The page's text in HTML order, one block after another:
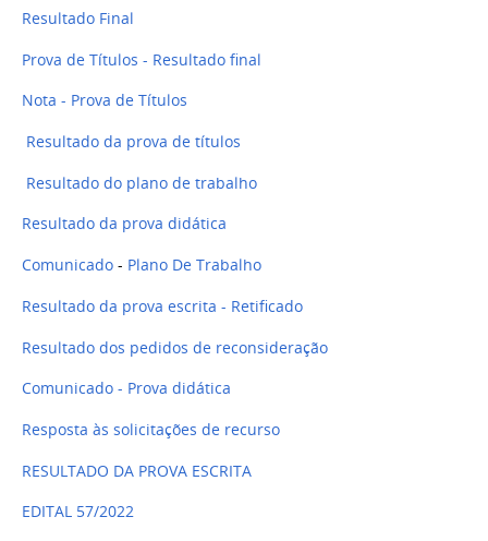
Resultado Final
Prova de Títulos - Resultado final
Nota - Prova de Títulos
Resultado da prova de títulos
Resultado do plano de trabalho
Resultado da prova didática
Comunicado - Plano De Trabalho
Resultado da prova escrita - Retificado
Resultado dos pedidos de reconsideração
Comunicado - Prova didática
Resposta às solicitações de recurso
RESULTADO DA PROVA ESCRITA
EDITAL 57/2022